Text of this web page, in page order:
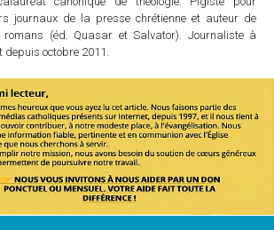
journaux de la presse chrétienne et auteur de
romans (éd. Quasar et Salvator). Journaliste à
depuis octobre 2011.